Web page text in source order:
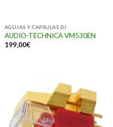
AGUJAS Y CAPSULAS DJ
AUDIO-TECHNICA VM530EN
199,00€